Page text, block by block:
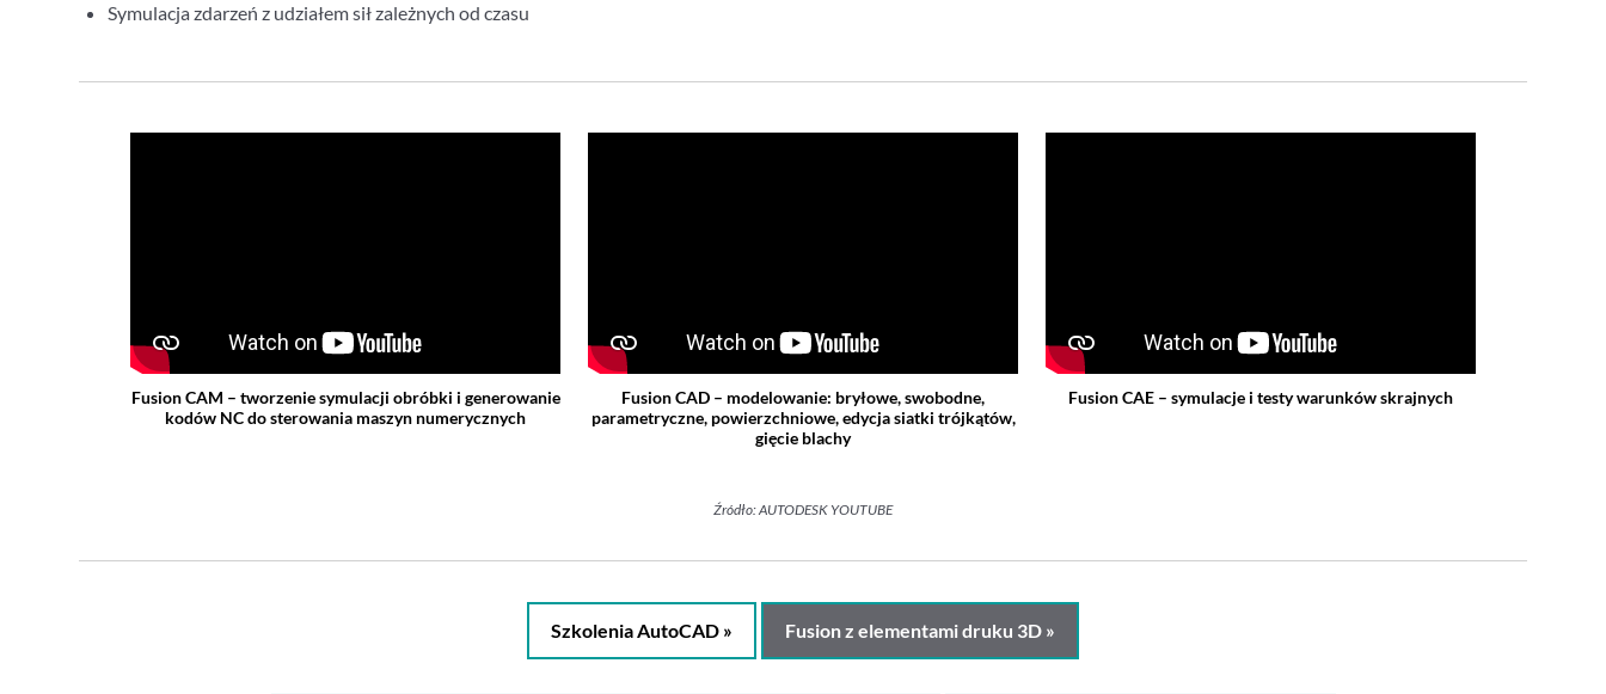
Symulacja zdarzeń z udziałem sił zależnych od czasu
Fusion CAM – tworzenie symulacji obróbki i generowanie
kodów NC do sterowania maszyn numerycznych
Fusion CAD – modelowanie: bryłowe, swobodne,
parametryczne, powierzchniowe, edycja siatki trójkątów,
gięcie blachy
Fusion CAE – symulacje i testy warunków skrajnych
Źródło: AUTODESK YOUTUBE
Szkolenia AutoCAD » Fusion z elementami druku 3D »